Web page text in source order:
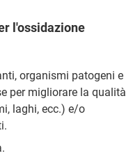
l'ossidazione
organismi patogeni e
per migliorare la qualità
laghi, ecc.) e/o